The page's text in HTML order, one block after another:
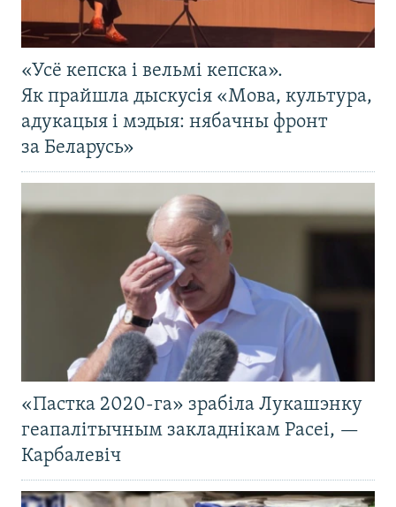
«Усё кепска і вельмі кепска».
Як прайшла дыскусія «Мова, культура,
адукацыя і мэдыя: нябачны фронт
за Беларусь»
«Пастка 2020-га» зрабіла Лукашэнку
геапалітычным закладнікам Расеі, —
Карбалевіч